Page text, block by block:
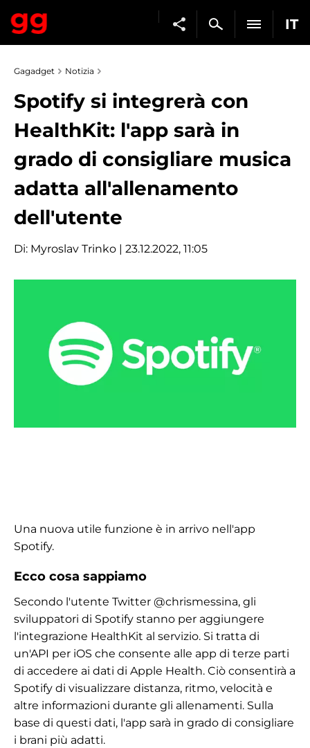
IT
Gagadget Notizia
Spotify si integrerà con
HealthKit: l'app sarà in
grado di consigliare musica
adatta all'allenamento
dell'utente
Di: Myroslav Trinko | 23.12.2022, 11:05
Una nuova utile funzione è in arrivo nell'app
Spotify.
Ecco cosa sappiamo
Secondo l'utente Twitter @chrismessina, gli
sviluppatori di Spotify stanno per aggiungere
l'integrazione HealthKit al servizio. Si tratta di
un'API per iOS che consente alle app di terze parti
di accedere ai dati di Apple Health. Ciò consentirà a
Spotify di visualizzare distanza, ritmo, velocità e
altre informazioni durante gli allenamenti. Sulla
base di questi dati, l'app sarà in grado di consigliare
i brani più adatti.